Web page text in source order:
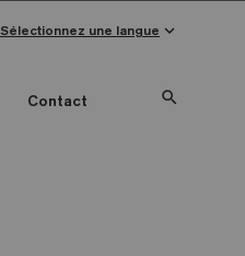
Contact search
Sélectionnez une langue keyboard_arrow_down